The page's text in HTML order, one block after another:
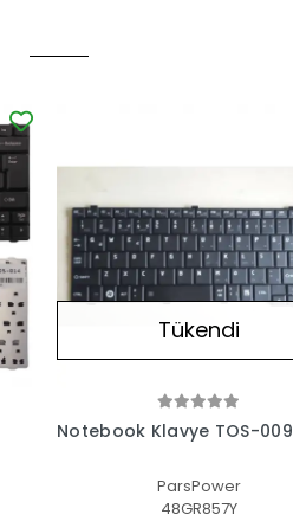
Tükendi
Notebook Klavye TOS-009
ParsPower
48GR857Y